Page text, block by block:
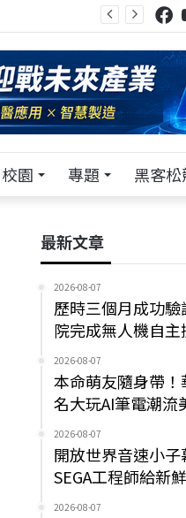
校園 專題 黑客松
最新文章
2026-08-07
歷時三個月成功
院完成無人機自主
2026-08-07
本命萌友隨身帶
名大玩AI筆電潮流
2026-08-07
開放世界音速小子
SEGA工程師給新
2026-08-07